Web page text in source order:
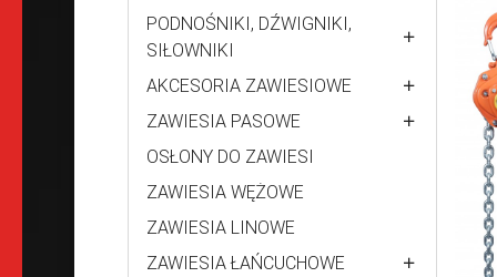
PODNOŚNIKI, DŹWIGNIKI,
SIŁOWNIKI
AKCESORIA ZAWIESIOWE
ZAWIESIA PASOWE
OSŁONY DO ZAWIESI
ZAWIESIA WĘŻOWE
ZAWIESIA LINOWE
ZAWIESIA ŁAŃCUCHOWE